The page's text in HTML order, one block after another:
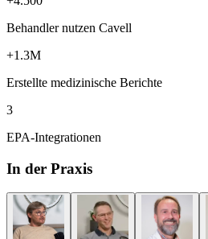
Behandler nutzen Cavell
+1.3M
Erstellte medizinische Berichte
3
EPA-Integrationen
In der Praxis